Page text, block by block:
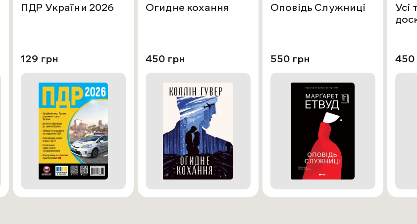
ПДР України 2026
129 грн
Огидне кохання
450 грн
Оповідь Служниці
550 грн
Усі
450